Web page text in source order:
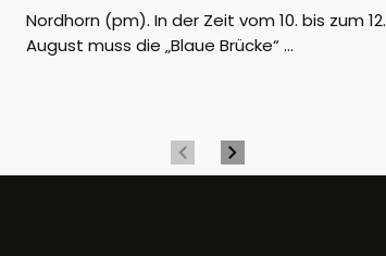
Nordhorn (pm). In der Zeit vom 10. bis zum 12.
August muss die „Blaue Brücke“ ...